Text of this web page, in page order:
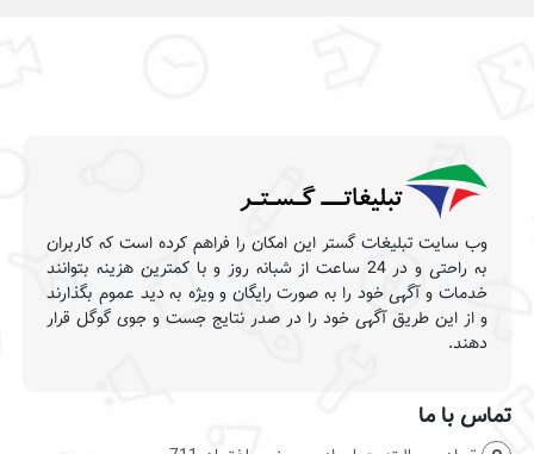
وب سایت تبلیغات گستر این امکان را فراهم کرده است که کاربران
به راحتی و در 24 ساعت از شبانه روز و با کمترین هزینه بتوانند
خدمات و آگهی خود را به صورت رایگان و ویژه به دید عموم بگذارند
و از این طریق آگهی خود را در صدر نتایج جست و جوی گوگل قرار
دهند.
تماس با ما